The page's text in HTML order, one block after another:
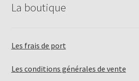
La boutique
Les frais de port
Les conditions générales de vente